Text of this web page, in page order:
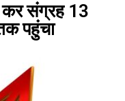
कर संग्रह 13
पहुंचा